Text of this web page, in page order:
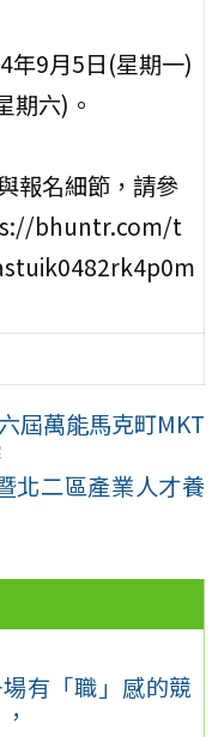
有「職」感的競
年9月5日(星期一)
期六)。
報名細節，請參
bhuntr.com/t
屆萬能馬克町MKT
北二區產業人才養